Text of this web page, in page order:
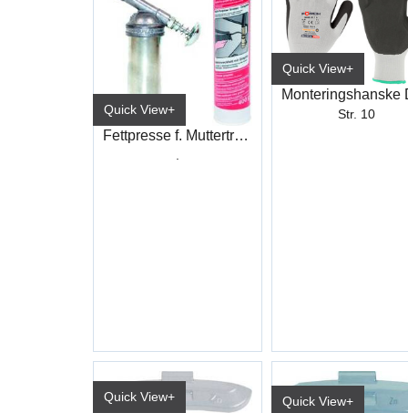
Quick View+
Fettpresse f. Muttertrekker 80Gr
Quick View+
Str. 10
Quick View+ Quick View+